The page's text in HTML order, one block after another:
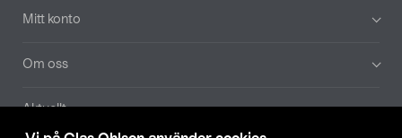
Mitt konto
Om oss
Aktuellt